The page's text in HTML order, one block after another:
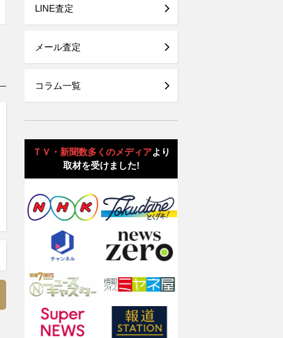
LINE査定
メール査定
コラム一覧
ＴＶ・新聞数多くのメディアより
取材を受けました!